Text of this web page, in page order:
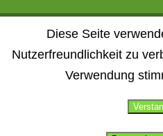
Bauelemente
die
online bei
Diese Seite
Nutzerfreundlichkeit zu
Verwendung